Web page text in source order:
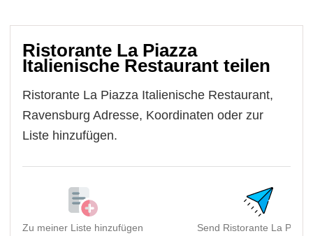
Ristorante La Piazza
Italienische Restaurant teilen
Ristorante La Piazza Italienische Restaurant,
Ravensburg Adresse, Koordinaten oder zur
Liste hinzufügen.
Zu meiner Liste hinzufügen Send Ristorante La